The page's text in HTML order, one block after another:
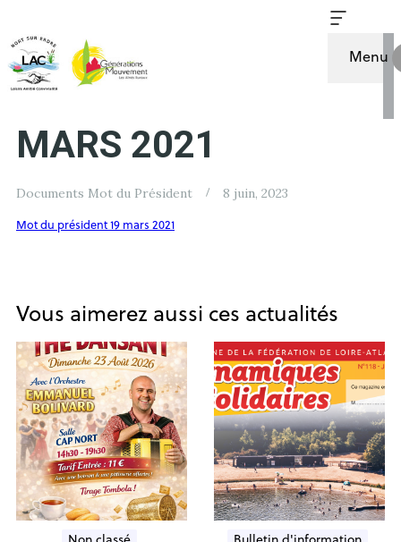
Menu
MOT DU PRESIDENT
MARS 2021
Documents Mot du Président 8 juin, 2023
Mot du président 19 mars 2021
Vous aimerez aussi ces actualités